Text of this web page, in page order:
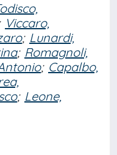
Viccaro,
; Lunardi,
; Romagnoli,
; Capalbo,
; Leone,